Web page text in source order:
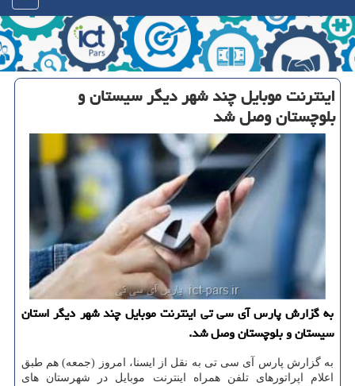
اینترنت موبایل چند شهر دیگر سیستان و
بلوچستان وصل شد
به گزارش پارس آی سی تی اینترنت موبایل چند شهر دیگر استان
سیستان و بلوچستان وصل شد.
به گزارش پارس آی سی تی به نقل از ایسنا، امروز (جمعه) هم طبق
اعلام اپراتورهای تلفن همراه اینترنت موبایل در شهرستان های